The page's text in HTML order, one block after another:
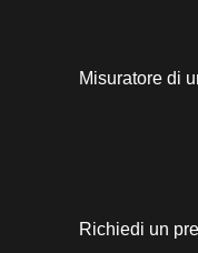
Misuratore di
Richiedi un